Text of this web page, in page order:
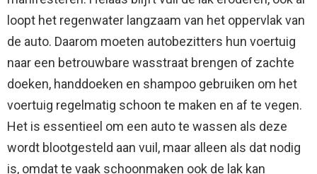
loopt het regenwater langzaam van het oppervlak van
de auto. Daarom moeten autobezitters hun voertuig
naar een betrouwbare wasstraat brengen of zachte
doeken, handdoeken en shampoo gebruiken om het
voertuig regelmatig schoon te maken en af ​​te vegen.
Het is essentieel om een ​​auto te wassen als deze
wordt blootgesteld aan vuil, maar alleen als dat nodig
is, omdat te vaak schoonmaken ook de lak kan